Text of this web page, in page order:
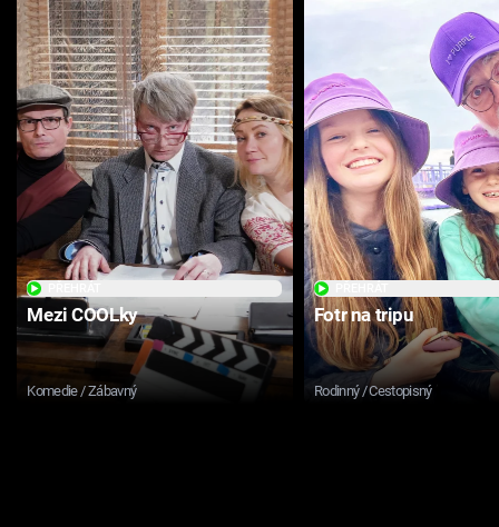
Mezi COOLky
Komedie / Zábavný
Fotr na tripu
Rodinný / Cestopisný